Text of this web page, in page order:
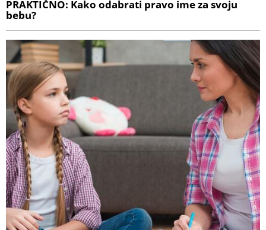
PRAKTIČNO: Kako odabrati pravo ime za svoju
bebu?